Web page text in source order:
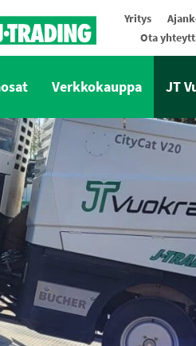
Yritys
Ota
Verkkokauppa JT